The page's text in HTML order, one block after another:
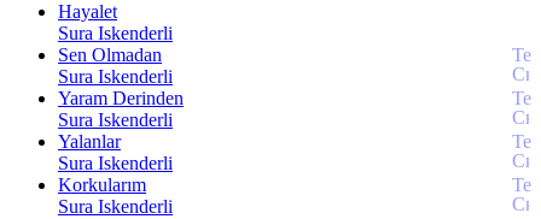
Hayalet
Sura Iskenderli
Sen Olmadan
Sura Iskenderli
Yaram Derinden
Sura Iskenderli
Yalanlar
Sura Iskenderli
Korkularım
Sura Iskenderli